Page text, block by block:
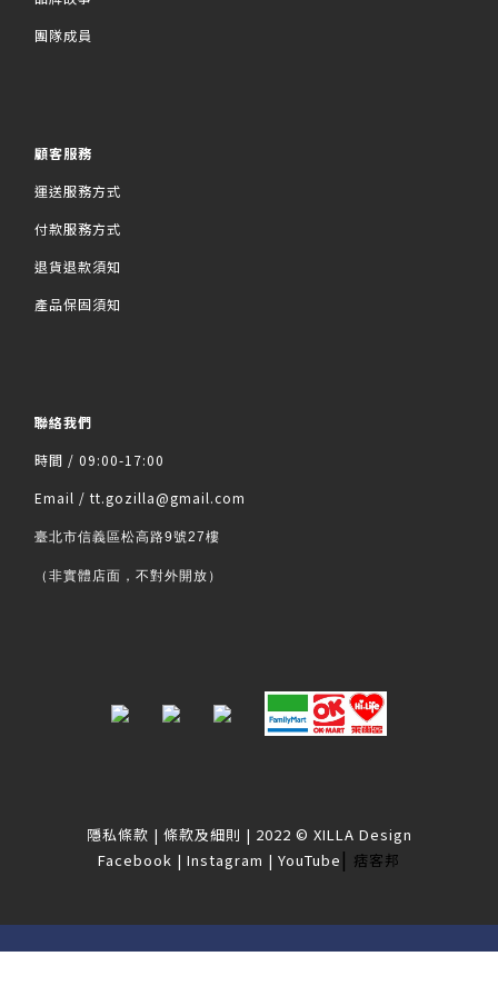
團隊成員
顧客服務
運送服務方式
付款服務方式
退貨退款須知
產品保固須知
聯絡我們
時間 / 09:00-17:00
Email / tt.gozilla@gmail.com
臺北市信義區松高路9號27樓
（非實體店面，不對外開放）
隱私條款 | 條款及細則 | 2022 © XILLA Design
Facebook | Instagram | YouTube | 痞客邦